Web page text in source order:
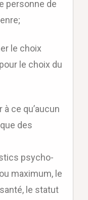
personne de
le choix du
des
psycho-
maximum, le
le statut